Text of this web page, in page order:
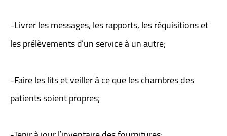
-Livrer les messages, les rapports, les réquisitions et
les prélèvements d’un service à un autre;
-Faire les lits et veiller à ce que les chambres des
patients soient propres;